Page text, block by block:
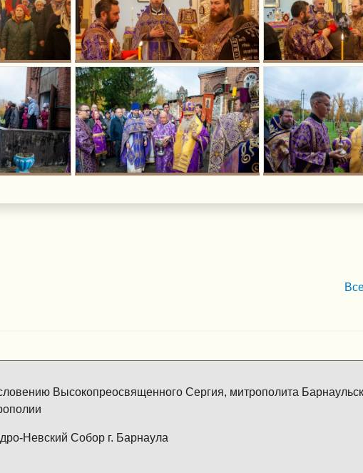
Высокопреосвященного Сергия, митрополита
Невский Собор г. Барнаула